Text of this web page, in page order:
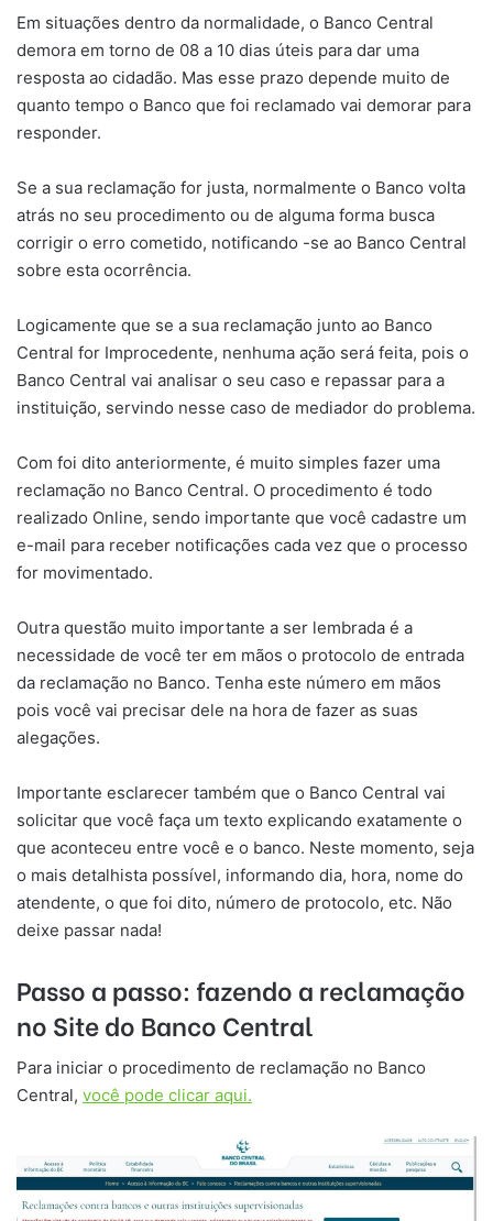
Em situações dentro da normalidade, o Banco Central
demora em torno de 08 a 10 dias úteis para dar uma
resposta ao cidadão. Mas esse prazo depende muito de
quanto tempo o Banco que foi reclamado vai demorar para
responder.
Se a sua reclamação for justa, normalmente o Banco volta
atrás no seu procedimento ou de alguma forma busca
corrigir o erro cometido, notificando -se ao Banco Central
sobre esta ocorrência.
Logicamente que se a sua reclamação junto ao Banco
Central for Improcedente, nenhuma ação será feita, pois o
Banco Central vai analisar o seu caso e repassar para a
instituição, servindo nesse caso de mediador do problema.
Com foi dito anteriormente, é muito simples fazer uma
reclamação no Banco Central. O procedimento é todo
realizado Online, sendo importante que você cadastre um
e-mail para receber notificações cada vez que o processo
for movimentado.
Outra questão muito importante a ser lembrada é a
necessidade de você ter em mãos o protocolo de entrada
da reclamação no Banco. Tenha este número em mãos
pois você vai precisar dele na hora de fazer as suas
alegações.
Importante esclarecer também que o Banco Central vai
solicitar que você faça um texto explicando exatamente o
que aconteceu entre você e o banco. Neste momento, seja
o mais detalhista possível, informando dia, hora, nome do
atendente, o que foi dito, número de protocolo, etc. Não
deixe passar nada!
Passo a passo: fazendo a reclamação
no Site do Banco Central
Para iniciar o procedimento de reclamação no Banco
Central, você pode clicar aqui.